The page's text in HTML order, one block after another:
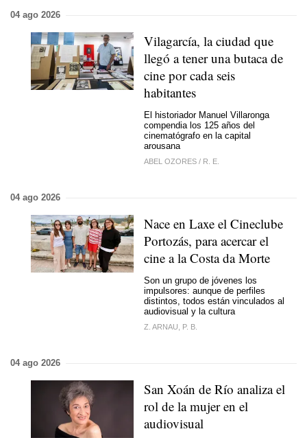
04 ago 2026
Vilagarcía, la ciudad que
llegó a tener una butaca de
cine por cada seis
habitantes
El historiador Manuel Villaronga
compendia los 125 años del
cinematógrafo en la capital
arousana
ABEL OZORES / R. E.
04 ago 2026
Nace en Laxe el Cineclube
Portozás, para acercar el
cine a la Costa da Morte
Son un grupo de jóvenes los
impulsores: aunque de perfiles
distintos, todos están vinculados al
audiovisual y la cultura
Z. ARNAU, P. B.
04 ago 2026
San Xoán de Río analiza el
rol de la mujer en el
audiovisual